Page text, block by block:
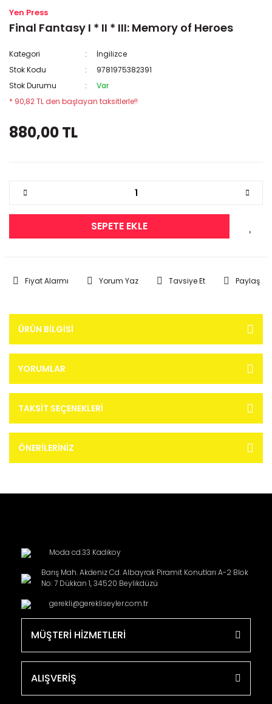
Yen Press
Final Fantasy I * II * III: Memory of Heroes
Kategori
İngilizce
Stok Kodu
9781975382391
Stok Durumu
Var
* 90,82 TL den başlayan taksitlerle!!
880,00 TL
SEPETE EKLE
Fiyat Alarmı Yorum Yaz Tavsiye Et Paylaş
ÜRÜN BILGISI
YORUMLAR
TAKSIT SEÇENEKLERI
ÖNERILERINIZ
Moda cd.33 Kadikoy
Barış Mah. Akdeniz Cd. Albayrak Piramit Konutları A-2 Blok
No: 7 Dükkan 1, 34520 Beylikdüzü
gerekli@gerekliseyler.com.tr
MÜŞTERİ HİZMETLERİ
ALIŞVERİŞ